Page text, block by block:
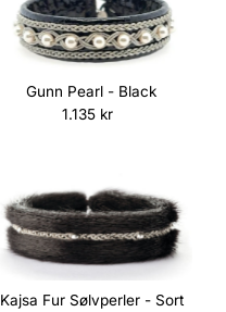
Gunn Pearl - Black
Normalpris
1.135 kr
Kajsa Fur Sølvperler - Sort